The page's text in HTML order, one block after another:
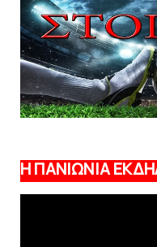
Η ΠΑΝΙΩΝΙΑ